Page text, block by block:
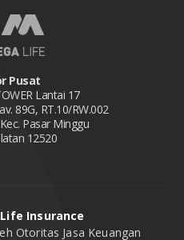
Pusat
Lantai 17
89G, RT.10/RW.002
Pasar Minggu
12520
Insurance
Otoritas Jasa Keuangan